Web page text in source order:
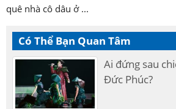
quê nhà cô dâu ở ...
Có Thể Bạn Quan Tâm
Ai đứng sau
Đức Phúc?